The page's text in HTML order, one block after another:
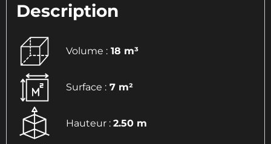
Description
Volume : 18 m³
Surface : 7 m²
Hauteur : 2.50 m